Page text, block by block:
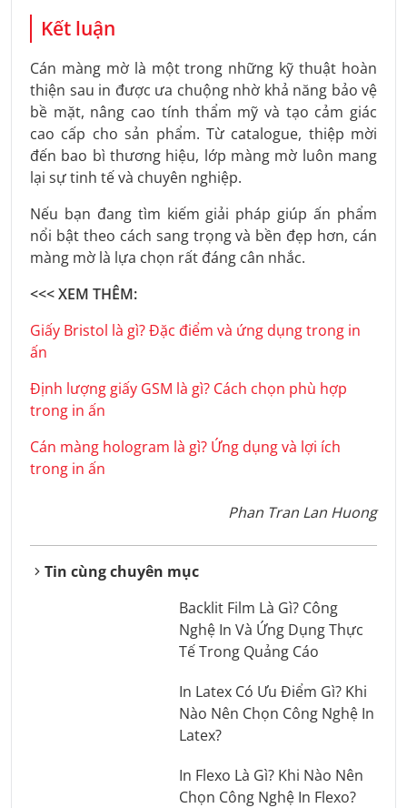
Kết luận
Cán màng mờ là một trong những kỹ thuật hoàn
thiện sau in được ưa chuộng nhờ khả năng bảo vệ
bề mặt, nâng cao tính thẩm mỹ và tạo cảm giác
cao cấp cho sản phẩm. Từ catalogue, thiệp mời
đến bao bì thương hiệu, lớp màng mờ luôn mang
lại sự tinh tế và chuyên nghiệp.
Nếu bạn đang tìm kiếm giải pháp giúp ấn phẩm
nổi bật theo cách sang trọng và bền đẹp hơn, cán
màng mờ là lựa chọn rất đáng cân nhắc.
<<< XEM THÊM:
Giấy Bristol là gì? Đặc điểm và ứng dụng trong in
ấn
Định lượng giấy GSM là gì? Cách chọn phù hợp
trong in ấn
Cán màng hologram là gì? Ứng dụng và lợi ích
trong in ấn
Phan Tran Lan Huong
Tin cùng chuyên mục
Backlit Film Là Gì? Công
Nghệ In Và Ứng Dụng Thực
Tế Trong Quảng Cáo
In Latex Có Ưu Điểm Gì? Khi
Nào Nên Chọn Công Nghệ In
Latex?
In Flexo Là Gì? Khi Nào Nên
Chọn Công Nghệ In Flexo?